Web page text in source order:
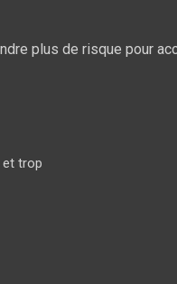
plus de risque pour
trop